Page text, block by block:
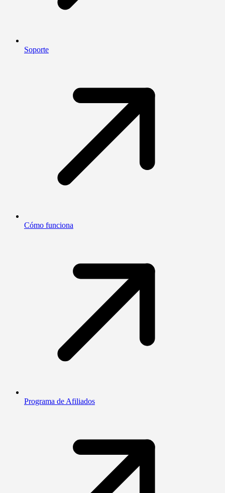
Soporte
Cómo funciona
Programa de Afiliados